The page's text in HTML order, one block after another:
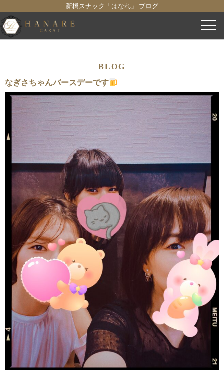
新橋スナック「はなれ」 ブログ
コ
ン
ツ
へ
ス
キ
BLOG
なぎさちゃんバースデーです